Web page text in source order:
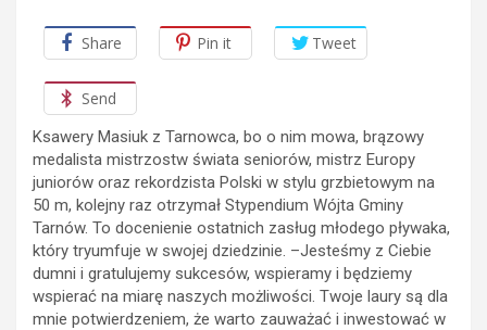
Share Pin it Tweet
Send
Ksawery Masiuk z Tarnowca, bo o nim mowa, brązowy
medalista mistrzostw świata seniorów, mistrz Europy
juniorów oraz rekordzista Polski w stylu grzbietowym na
50 m, kolejny raz otrzymał Stypendium Wójta Gminy
Tarnów. To docenienie ostatnich zasług młodego pływaka,
który tryumfuje w swojej dziedzinie. –Jesteśmy z Ciebie
dumni i gratulujemy sukcesów, wspieramy i będziemy
wspierać na miarę naszych możliwości. Twoje laury są dla
mnie potwierdzeniem, że warto zauważać i inwestować w